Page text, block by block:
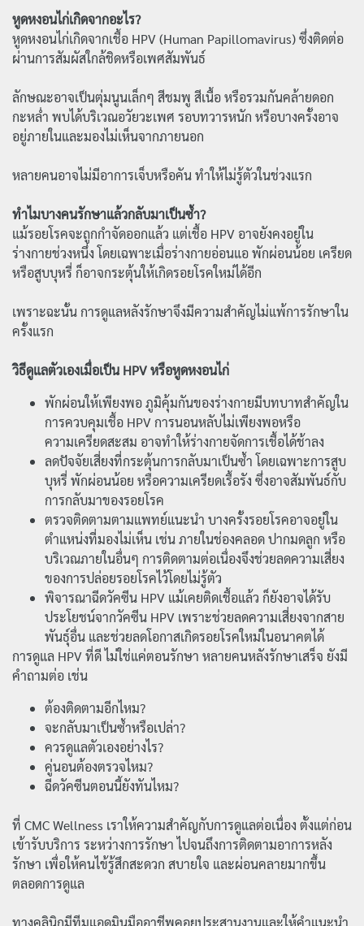
หูดหงอนไก่เกิดจากอะไร?
หูดหงอนไก่เกิดจากเชื้อ HPV (Human Papillomavirus) ซึ่งติดต่อ
ผ่านการสัมผัสใกล้ชิดหรือเพศสัมพันธ์
ลักษณะอาจเป็นตุ่มนูนเล็กๆ สีชมพู สีเนื้อ หรือรวมกันคล้ายดอก
กะหล่ำ พบได้บริเวณอวัยวะเพศ รอบทวารหนัก หรือบางครั้งอาจ
อยู่ภายในและมองไม่เห็นจากภายนอก
หลายคนอาจไม่มีอาการเจ็บหรือคัน ทำให้ไม่รู้ตัวในช่วงแรก
ทำไมบางคนรักษาแล้วกลับมาเป็นซ้ำ?
แม้รอยโรคจะถูกกำจัดออกแล้ว แต่เชื้อ HPV อาจยังคงอยู่ใน
ร่างกายช่วงหนึ่ง โดยเฉพาะเมื่อร่างกายอ่อนแอ พักผ่อนน้อย เครียด
หรือสูบบุหรี่ ก็อาจกระตุ้นให้เกิดรอยโรคใหม่ได้อีก
เพราะฉะนั้น การดูแลหลังรักษาจึงมีความสำคัญไม่แพ้การรักษาใน
ครั้งแรก
วิธีดูแลตัวเองเมื่อเป็น HPV หรือหูดหงอนไก่
พักผ่อนให้เพียงพอ ภูมิคุ้มกันของร่างกายมีบทบาทสำคัญใน
การควบคุมเชื้อ HPV การนอนหลับไม่เพียงพอหรือ
ความเครียดสะสม อาจทำให้ร่างกายจัดการเชื้อได้ช้าลง
ลดปัจจัยเสี่ยงที่กระตุ้นการกลับมาเป็นซ้ำ โดยเฉพาะการสูบ
บุหรี่ พักผ่อนน้อย หรือความเครียดเรื้อรัง ซึ่งอาจสัมพันธ์กับ
การกลับมาของรอยโรค
ตรวจติดตามตามแพทย์แนะนำ บางครั้งรอยโรคอาจอยู่ใน
ตำแหน่งที่มองไม่เห็น เช่น ภายในช่องคลอด ปากมดลูก หรือ
บริเวณภายในอื่นๆ การติดตามต่อเนื่องจึงช่วยลดความเสี่ยง
ของการปล่อยรอยโรคไว้โดยไม่รู้ตัว
พิจารณาฉีดวัคซีน HPV แม้เคยติดเชื้อแล้ว ก็ยังอาจได้รับ
ประโยชน์จากวัคซีน HPV เพราะช่วยลดความเสี่ยงจากสาย
พันธุ์อื่น และช่วยลดโอกาสเกิดรอยโรคใหม่ในอนาคตได้
การดูแล HPV ที่ดี ไม่ใช่แค่ตอนรักษา หลายคนหลังรักษาเสร็จ ยังมี
คำถามต่อ เช่น
ต้องติดตามอีกไหม?
จะกลับมาเป็นซ้ำหรือเปล่า?
ควรดูแลตัวเองอย่างไร?
คู่นอนต้องตรวจไหม?
ฉีดวัคซีนตอนนี้ยังทันไหม?
ที่ CMC Wellness เราให้ความสำคัญกับการดูแลต่อเนื่อง ตั้งแต่ก่อน
เข้ารับบริการ ระหว่างการรักษา ไปจนถึงการติดตามอาการหลัง
รักษา เพื่อให้คนไข้รู้สึกสะดวก สบายใจ และผ่อนคลายมากขึ้น
ตลอดการดูแล
ทางคลินิกมีทีมแอดมินมืออาชีพคอยประสานงานและให้คำแนะนำ